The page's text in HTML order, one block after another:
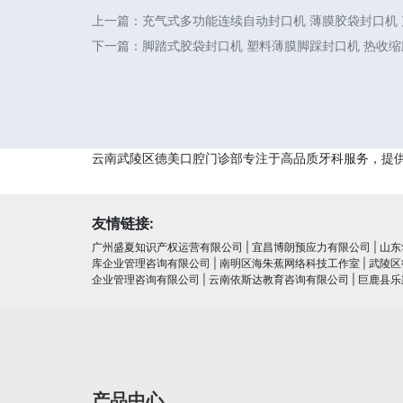
上一篇： 充气式多功能连续自动封口机 薄膜胶袋封口机
下一篇： 脚踏式胶袋封口机 塑料薄膜脚踩封口机 热收
云南武陵区德美口腔门诊部专注于高品质牙科服务，
友情链接:
广州盛夏知识产权运营有限公司 宜昌博朗预应力有限公司
山
库企业管理咨询有限公司
南明区海朱蕉网络科技工作室
武陵
企业管理咨询有限公司
云南依斯达教育咨询有限公司 巨鹿县